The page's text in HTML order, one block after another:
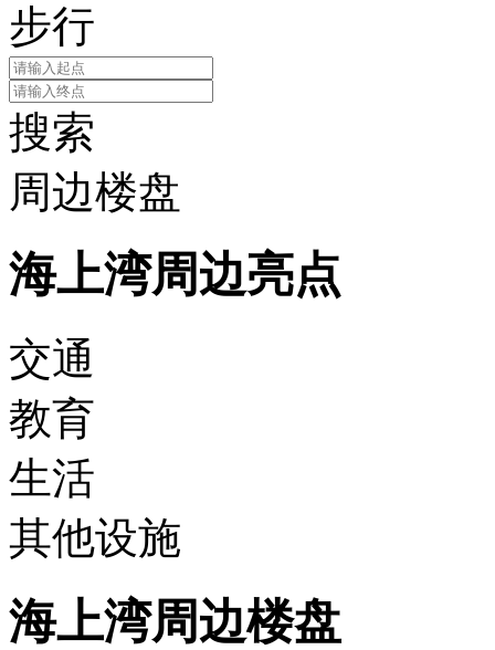
步行
搜索
周边楼盘
海上湾周边亮点
交通
教育
生活
其他设施
海上湾周边楼盘